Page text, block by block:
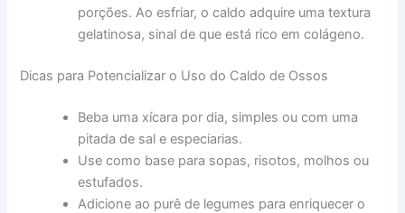
porções. Ao esfriar, o caldo adquire uma textura
gelatinosa, sinal de que está rico em colágeno.
Dicas para Potencializar o Uso do Caldo de Ossos
Beba uma xícara por dia, simples ou com uma
pitada de sal e especiarias.
Use como base para sopas, risotos, molhos ou
estufados.
Adicione ao purê de legumes para enriquecer o